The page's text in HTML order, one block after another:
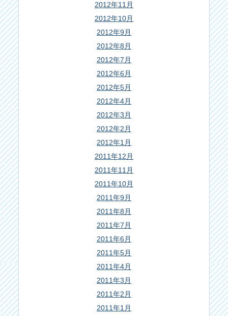
2012年11月
2012年10月
2012年9月
2012年8月
2012年7月
2012年6月
2012年5月
2012年4月
2012年3月
2012年2月
2012年1月
2011年12月
2011年11月
2011年10月
2011年9月
2011年8月
2011年7月
2011年6月
2011年5月
2011年4月
2011年3月
2011年2月
2011年1月